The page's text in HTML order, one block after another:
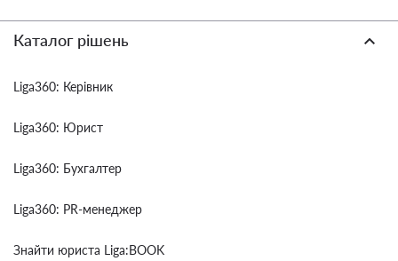
Каталог рішень
Liga360: Керівник
Liga360: Юрист
Liga360: Бухгалтер
Liga360: PR-менеджер
Знайти юриста Liga:BOOK